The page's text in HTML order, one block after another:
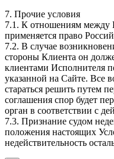
7. Прочие условия
7.1. К отношениям между
применяется право
7.2. В случае
стороны Клиента он
клиентами Исполнителя
указанной на Сайте. Все
стараться решить путем
соглашения спор будет
орган в соответствии с
7.3. Признание судом
положения настоящих
недействительность